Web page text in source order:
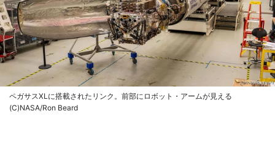
ペガサスXLに搭載されたリンク。前部にロボット・アームが見える
(C)NASA/Ron Beard